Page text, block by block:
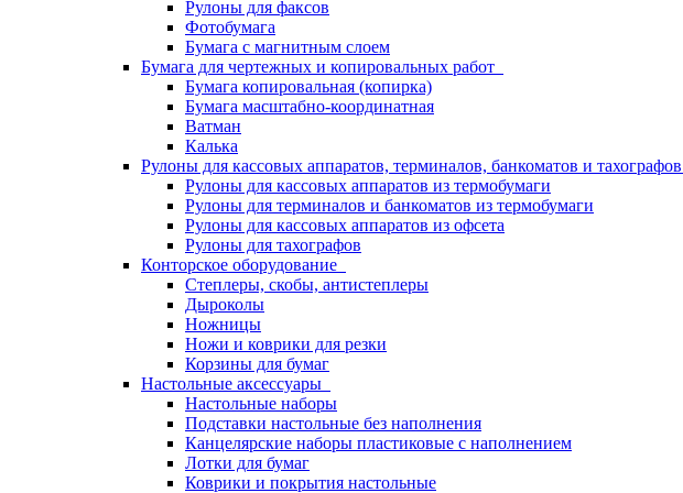
Рулоны для факсов
Фотобумага
Бумага с магнитным слоем
Бумага для чертежных и копировальных работ
Бумага копировальная (копирка)
Бумага масштабно-координатная
Ватман
Калька
Рулоны для кассовых аппаратов, терминалов, банкоматов и тахографов
Рулоны для кассовых аппаратов из термобумаги
Рулоны для терминалов и банкоматов из термобумаги
Рулоны для кассовых аппаратов из офсета
Рулоны для тахографов
Конторское оборудование
Степлеры, скобы, антистеплеры
Дыроколы
Ножницы
Ножи и коврики для резки
Корзины для бумаг
Настольные аксессуары
Настольные наборы
Подставки настольные без наполнения
Канцелярские наборы пластиковые с наполнением
Лотки для бумаг
Коврики и покрытия настольные